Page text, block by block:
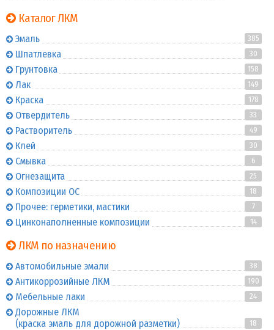
Каталог ЛКМ
Эмаль 385
Шпатлевка 30
Грунтовка 158
Лак 149
Краска 178
Отвердитель 33
Растворитель 49
Клей 30
Смывка 6
Огнезащита 25
Композиции ОС 18
Прочее: герметики, мастики 7
Цинконаполненные композиции 14
ЛКМ по назначению
Автомобильные эмали 38
Антикоррозийные ЛКМ 190
Мебельные лаки 24
Дорожные ЛКМ
(краска эмаль для дорожной разметки)
18